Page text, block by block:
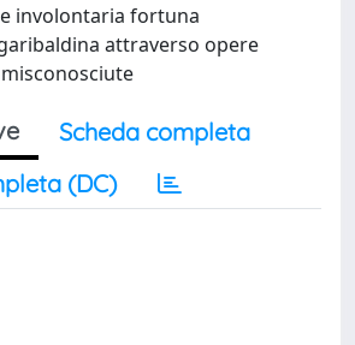
involontaria fortuna
attraverso opere
Scheda completa
(DC)